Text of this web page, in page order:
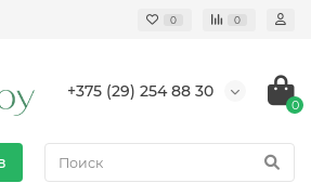
0 0
+375 (29) 254 88 30
0